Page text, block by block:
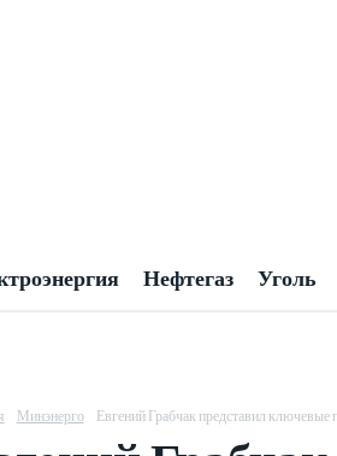
Нефтегаз Уголь
Минэнерго Евгений Грабчак представил ключевые